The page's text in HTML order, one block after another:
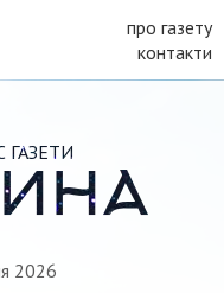
про газету
контакти
ГАЗЕТИ
2026